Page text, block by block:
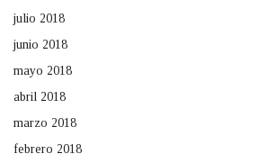
julio 2018
junio 2018
mayo 2018
abril 2018
marzo 2018
febrero 2018